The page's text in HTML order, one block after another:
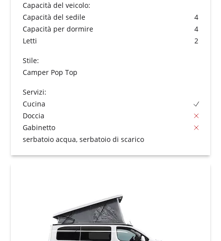
Capacità del veicolo:
Capacità del sedile
4
Capacità per dormire
4
Letti
2
Stile:
Camper Pop Top
Servizi:
Cucina
Doccia
Gabinetto
serbatoio acqua, serbatoio di scarico